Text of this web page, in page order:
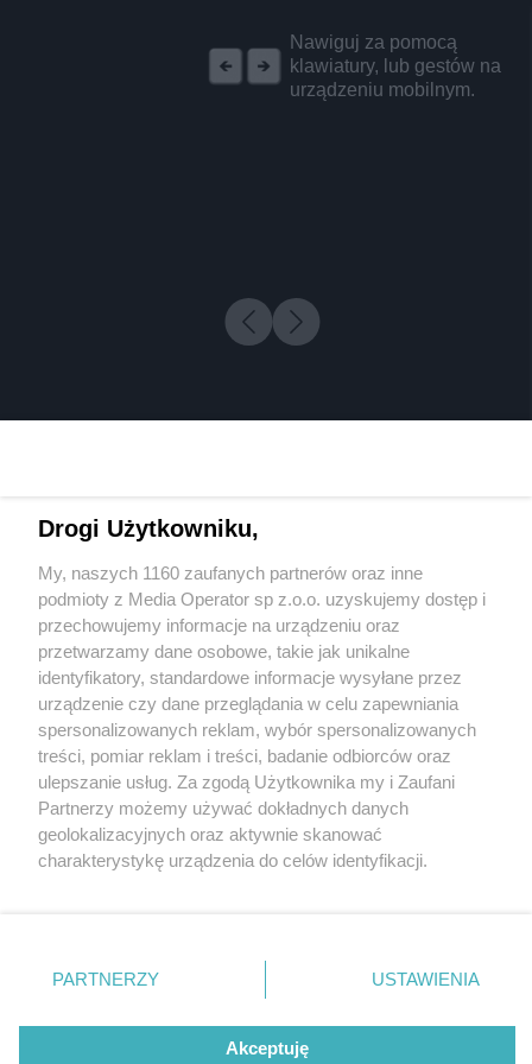
Nawiguj za pomocą
klawiatury, lub gestów na
urządzeniu mobilnym.
6 / 0
Wydawca mediów lokalnych
Nie zapomnij
zapoznać się z:
polityką prywatności
Twojemiasto
Piekary Śląskie
Chorzów
Tarnowskie Góry
Gliwice
Skontakuj sięz nami
Kontakt
Redakcja
Newsletter
Drogi Użytkowniku,
My, naszych 1160 zaufanych partnerów oraz inne
podmioty z Media Operator sp z.o.o. uzyskujemy dostęp i
przechowujemy informacje na urządzeniu oraz
przetwarzamy dane osobowe, takie jak unikalne
identyfikatory, standardowe informacje wysyłane przez
urządzenie czy dane przeglądania w celu zapewniania
spersonalizowanych reklam, wybór spersonalizowanych
treści, pomiar reklam i treści, badanie odbiorców oraz
ulepszanie usług. Za zgodą Użytkownika my i Zaufani
Partnerzy możemy używać dokładnych danych
geolokalizacyjnych oraz aktywnie skanować
charakterystykę urządzenia do celów identyfikacji.
zmienić/wycofać klikając przycisk ustawień prywatności
znajdujący się w lewym dolnym rogu strony
rodzaje przetwarzania danych nie wymagają zgody
użytkownika, ale masz prawo sprzeciwić się takiemu
PARTNERZY USTAWIENIA
Akceptuję